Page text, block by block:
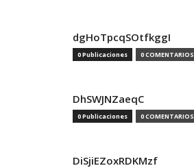
dgHoTpcqSOtfkggI
0 Publicaciones 0 COMENTARIOS
DhSWJNZaeqC
0 Publicaciones 0 COMENTARIOS
DiSjiEZoxRDKMzf